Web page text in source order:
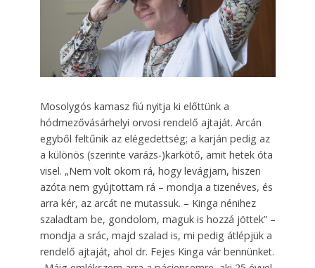
Mosolygós kamasz fiú nyitja ki előttünk a
hódmezővásárhelyi orvosi rendelő ajtaját. Arcán
egyből feltűnik az elégedettség; a karján pedig az
a különös (szerinte varázs-)karkötő, amit hetek óta
visel. „Nem volt okom rá, hogy levágjam, hiszen
azóta nem gyújtottam rá – mondja a tizenéves, és
arra kér, az arcát ne mutassuk. – Kinga nénihez
szaladtam be, gondolom, maguk is hozzá jöttek” –
mondja a srác, majd szalad is, mi pedig átlépjük a
rendelő ajtaját, ahol dr. Fejes Kinga vár bennünket.